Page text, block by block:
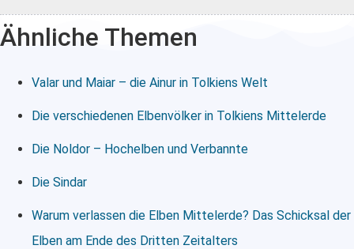
Ähnliche Themen
Valar und Maiar – die Ainur in Tolkiens Welt
Die verschiedenen Elbenvölker in Tolkiens Mittelerde
Die Noldor – Hochelben und Verbannte
Die Sindar
Warum verlassen die Elben Mittelerde? Das Schicksal der
Elben am Ende des Dritten Zeitalters